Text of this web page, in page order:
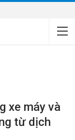
xe máy và
từ dịch